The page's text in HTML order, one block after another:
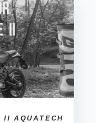
II AQUATECH